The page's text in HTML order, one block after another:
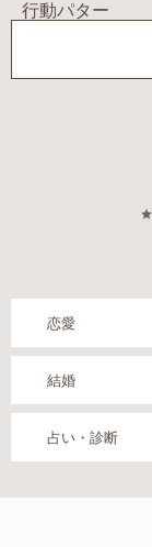
恋愛
結婚
占い・診断